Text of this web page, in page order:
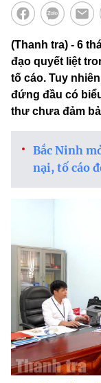
(Thanh tra) - 6
đạo quyết liệt
tố cáo. Tuy
đứng đầu có
thư chưa đảm
Bắc Ninh
nại, tố cáo